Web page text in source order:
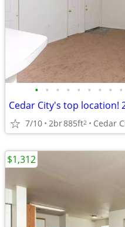
• • • • • • • • •
7/10 2br885ft2 Cedar
$1,312